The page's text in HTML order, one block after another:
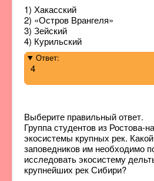
1) Хакасский
2) «Остров Врангеля»
3) Зейский
4) Курильский
Ответ:
4
Выберите правильный ответ.
Группа студентов из Ростова-
экосистемы крупных рек.
заповедников им необходимо
исследовать экосистему
крупнейших рек Сибири?